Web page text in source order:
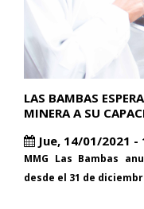
LAS BAMBAS
MINERA A SU
Jue, 14/01/2021 -
MMG Las Bambas
desde el 31 de